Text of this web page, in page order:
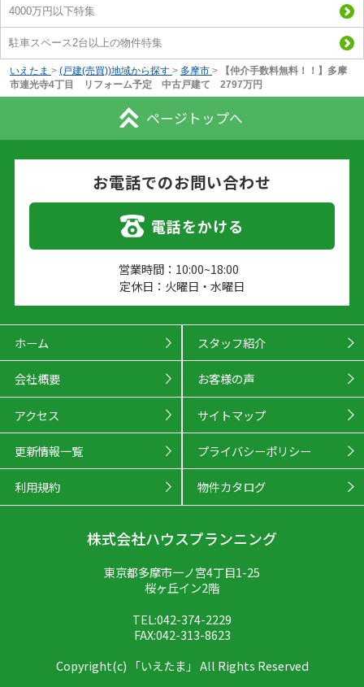
4000万円以下特集
駐車スペース2台以上の物件特集
いえたま > (戸建(売買))地域から探す > 多摩市 >
【仲介手数料無料！！】多摩
市連光寺4丁目 リフォーム予定 中古戸建て 2797万円
ページトップへ
お電話でのお問い合わせ
電話をかける
営業時間：10:00~18:00
定休日：火曜日・水曜日
ホーム スタッフ紹介
会社概要 お客様の声
アクセス サイトマップ
更新情報一覧 プライバシーポリシー
利用規約 物件カタログ
株式会社ハウスプランニング
東京都多摩市一ノ宮4丁目1-25
桜ヶ丘イン2階
TEL:042-374-2229
FAX:042-313-8623
Copyright(c) 「いえたま」 All Rights Reserved